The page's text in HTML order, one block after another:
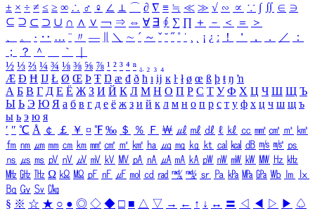
± × ÷ ≠ ≤ ≥ ∞ ∴ ♂ ♀ ∠ ⊥ ⌒ ∂ ∇ ≡ ≒ ≪ ≫ √ ∽ ∝ ∵ ∫ ∬ ∈ ∋
⊆ ⊇ ⊂ ⊃ ∪ ∩ ∧ ∨ ￢ ⇒ ⇔ ∀ ∃ ∮ ∑ ∏ ＋ － ＜ ＝
＞
、
。 · ‥ … ¨ 〃 ― ＼ ∼ ´ ～ ˇ ˘ ˝ ˚ ˙ ¸ ¡ ¿ ː ！ ＇ ， ． ／
：
；
？ ＾ ｀
½ ⅓ ⅔ ¼ ¾ ⅛ ⅜ ⅝ ⅞ ¹ ² ³ ⁴ ⁿ ₁ ₂ ₃ ₄
Æ Ð Ħ Ĳ Ł Ø Œ Þ Ŧ Ŋ æ đ ð ħ ı ĳ ĸ ŀ ł ø œ ß þ ŧ ŋ ŉ
А Б В Г Д Е Ё Ж З И Й К Л М Н О П Р С Т У Ф Х Ц Ч Ш Щ Ъ
Ы Ь Э Ю Я а б в г д е ё ж з и й к л м н о п р с т у ф х ц ч ш щ ъ
ы ь э ю я
′ ″ ℃ Å ￠ ￡ ￥ ¤ ℉ ‰ ＄ ％ Ｆ ￦ ㎕ ㎖ ㎗ ℓ ㎘ ㏄ ㎣ ㎤ ㎥ ㎦
㎙ ㎚ ㎛ ㎜ ㎝ ㎞ ㎟ ㎠ ㎡ ㎢ ㏊ ㎍ ㎎ ㎏ ㏏ ㎈ ㎉ ㏈ ㎧ ㎨ ㎰
㎱ ㎲ ㎳ ㎴ ㎵ ㎶ ㎷ ㎸ ㎹ ㎀ ㎁ ㎂ ㎃ ㎄ ㎺ ㎻ ㎽ ㎾ ㎿ ㎐ ㎑
㎒ ㎓ ㎔ Ω ㏀ ㏁ ㎊ ㎋ ㎌ ㏖ ㏅ ㎭ ㎮ ㎯ ㏛ ㎩ ㎪ ㎫ ㎬ ㏝ ㏐
㏓
㏃ ㏉ ㏜ ㏆
§ ※ ☆ ★ ○ ● ◎ ◇ ◆ □ ■ △ ▽ → ← ↑ ↓ ↔ 〓 ◁ ◀ ▷ ▶ ♤